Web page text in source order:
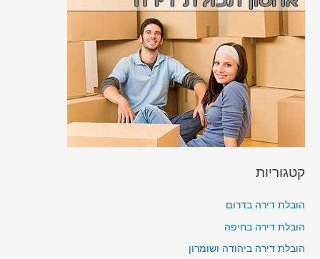
קטגוריות
הובלת דירה בדרום
הובלת דירה בחיפה
הובלת דירה ביהודה ושומרון